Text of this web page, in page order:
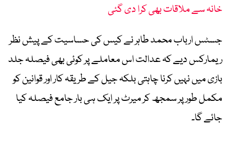
خانہ سے ملاقات بھی کرا دی گئی
جسٹس ارباب محمد طاہر نے کیس کی حساسیت کے پیش نظر
ریمارکس دیے کہ عدالت اس معاملے پر کوئی بھی فیصلہ جلد
بازی میں نہیں کرنا چاہتی بلکہ جیل کے طریقہ کار اور قوانین کو
مکمل طور پر سمجھ کر میرٹ پر ایک ہی بار جامع فیصلہ کیا
جائے گا۔